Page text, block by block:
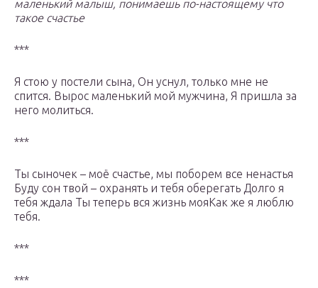
маленький малыш, понимаешь по-настоящему что
такое счастье
***
Я стою у постели сына, Он уснул, только мне не
спится. Вырос маленький мой мужчина, Я пришла за
него молиться.
***
Ты сыночек – моё счастье, мы поборем все ненастья
Буду сон твой – охранять и тебя оберегать Долго я
тебя ждала Ты теперь вся жизнь мояКак же я люблю
тебя.
***
***